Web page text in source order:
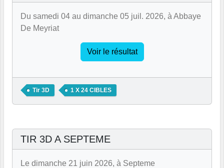
Du samedi 04 au dimanche 05 juil. 2026, à Abbaye
De Meyriat
Voir le résultat
Tir 3D 1 X 24 CIBLES
TIR 3D A SEPTEME
Le dimanche 21 juin 2026, à Septeme